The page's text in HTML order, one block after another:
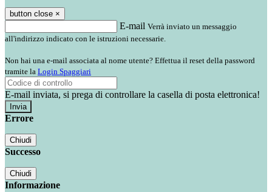
button close ×
E-mail Verrà inviato un messaggio
all'indirizzo indicato con le istruzioni necessarie.
Non hai una e-mail associata al nome utente? Effettua il reset della password
tramite la Login Spaggiari
E-mail inviata, si prega di controllare la casella di posta elettronica!
Errore
Chiudi
Successo
Chiudi
Informazione